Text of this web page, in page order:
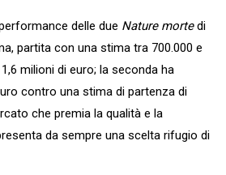
delle due Nature mortedi
partita con una stima tra 700.000 e
milioni di euro; la seconda ha
contro una stima di partenza di
che premia la qualità e la
da sempre una scelta rifugio di